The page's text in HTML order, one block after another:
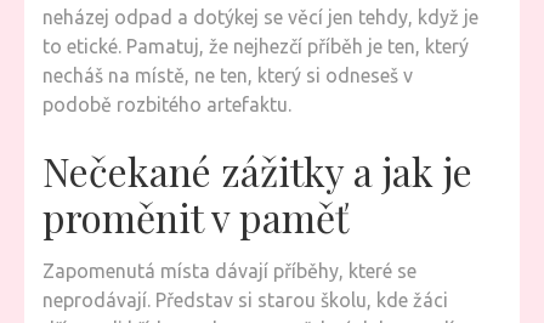
neházej odpad a dotýkej se věcí jen tehdy, když je
to etické. Pamatuj, že nejhezčí příběh je ten, který
necháš na místě, ne ten, který si odneseš v
podobě rozbitého artefaktu.
Nečekané zážitky a jak je
proměnit v paměť
Zapomenutá místa dávají příběhy, které se
neprodávají. Představ si starou školu, kde žáci